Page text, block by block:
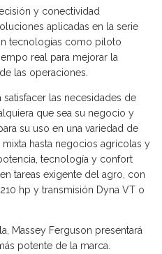
y conectividad
aplicadas en la serie
tecnologías como piloto
real para mejorar la
las operaciones.
las necesidades de
que sea su negocio y
su uso en una variedad de
hasta negocios agrícolas y
tecnología y confort
tareas exigente del agro, con
hp y transmisión Dyna VT o
Massey Ferguson presentará
potente de la marca.